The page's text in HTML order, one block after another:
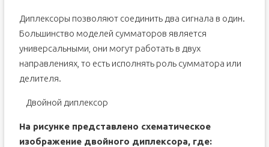
Диплексоры позволяют соединить два сигнала в один.
Большинство моделей сумматоров является
универсальными, они могут работать в двух
направлениях, то есть исполнять роль сумматора или
делителя.
Двойной диплексор
На рисунке представлено схематическое
изображение двойного диплексора, где: